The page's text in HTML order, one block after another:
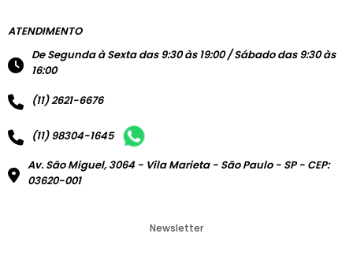
ATENDIMENTO
De Segunda à Sexta das 9:30 às 19:00 / Sábado das 9:30 às
16:00
(11) 2621-6676
(11) 98304-1645
Av. São Miguel, 3064 - Vila Marieta - São Paulo - SP - CEP:
03620-001
Newsletter